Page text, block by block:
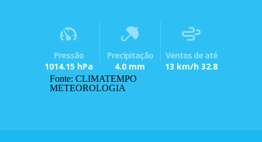
Pressão
1014.15 hPa
Precipitação
4.0 mm
Ventos de até
13 km/h 32.8
Fonte: CLIMATEMPO
METEOROLOGIA